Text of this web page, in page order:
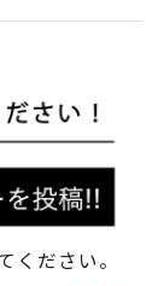
ください。